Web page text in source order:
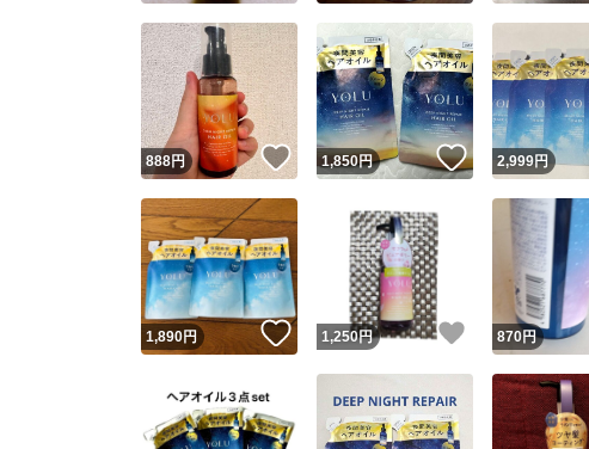
888円 いいね！
1,850円 いいね！
2,999円
1,890円 いいね！
1,250円 いいね！
870円